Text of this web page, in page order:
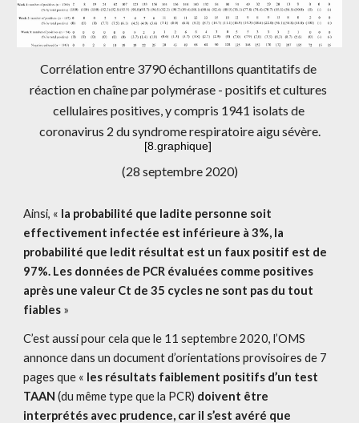
Corrélation entre 3790 échantillons quantitatifs de
réaction en chaîne par polymérase - positifs et cultures
cellulaires positives, y compris 1941 isolats de
coronavirus 2 du syndrome respiratoire aigu sévère.
[8.graphique]
(28 septembre 2020)
Ainsi, « la probabilité que ladite personne soit
effectivement infectée est inférieure à 3%, la
probabilité que ledit résultat est un faux positif est de
97%. Les données de PCR évaluées comme positives
après une valeur Ct de 35 cycles ne sont pas du tout
fiables »
C’est aussi pour cela que le 11 septembre 2020, l’OMS
annonce dans un document d’orientations provisoires de 7
pages que « les résultats faiblement positifs d’un test
TAAN (du même type que la PCR) doivent être
interprétés avec prudence, car il s’est avéré que